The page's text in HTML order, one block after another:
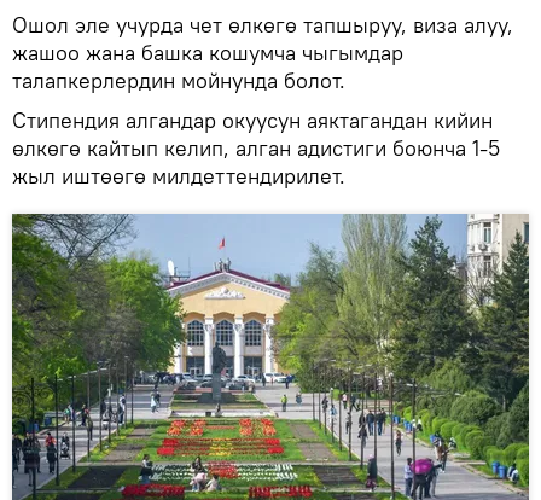
Ошол эле учурда чет өлкөгө тапшыруу, виза алуу,
жашоо жана башка кошумча чыгымдар
талапкерлердин мойнунда болот.
Стипендия алгандар окуусун аяктагандан кийин
өлкөгө кайтып келип, алган адистиги боюнча 1-5
жыл иштөөгө милдеттендирилет.